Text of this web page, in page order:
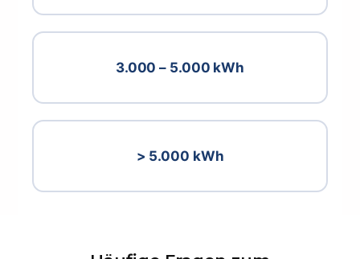
3.000 – 5.000 kWh
> 5.000 kWh